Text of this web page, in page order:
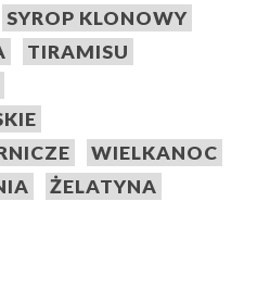
SYROP KLONOWY
TIRAMISU
WIELKANOC
ŻELATYNA